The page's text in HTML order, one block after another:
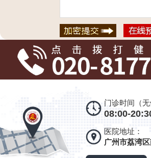
门诊时间（无
08:00-
医院地址：
广州市荔湾